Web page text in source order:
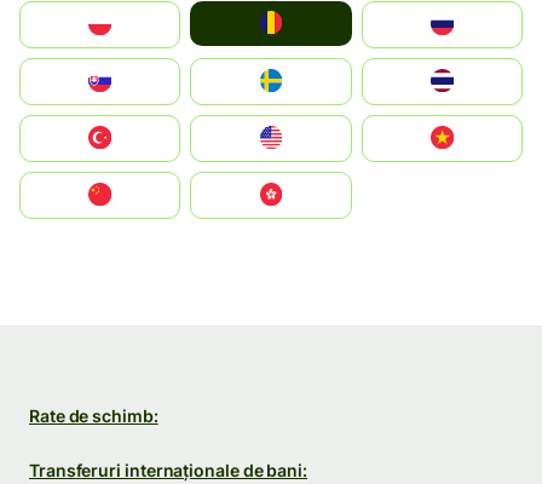
United States
中國香港特別行政區
Rate de schimb:
Transferuri internaționale de bani: